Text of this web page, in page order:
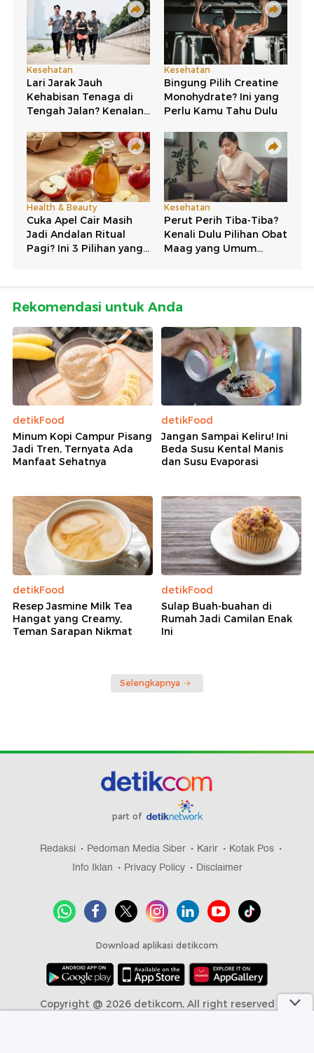
Rekomendasi untuk Anda
detikFood
Minum Kopi Campur Pisang
Jadi Tren, Ternyata Ada
Manfaat Sehatnya
detikFood
Jangan Sampai Keliru! Ini
Beda Susu Kental Manis
dan Susu Evaporasi
detikFood
Resep Jasmine Milk Tea
Hangat yang Creamy,
Teman Sarapan Nikmat
detikFood
Sulap Buah-buahan di
Rumah Jadi Camilan Enak
Ini
Selengkapnya
part of
Redaksi Pedoman Media Siber Karir
Kotak Pos
Info Iklan
Privacy Policy Disclaimer
Download aplikasi detikcom
Copyright @ 2026 detikcom, All right reserved